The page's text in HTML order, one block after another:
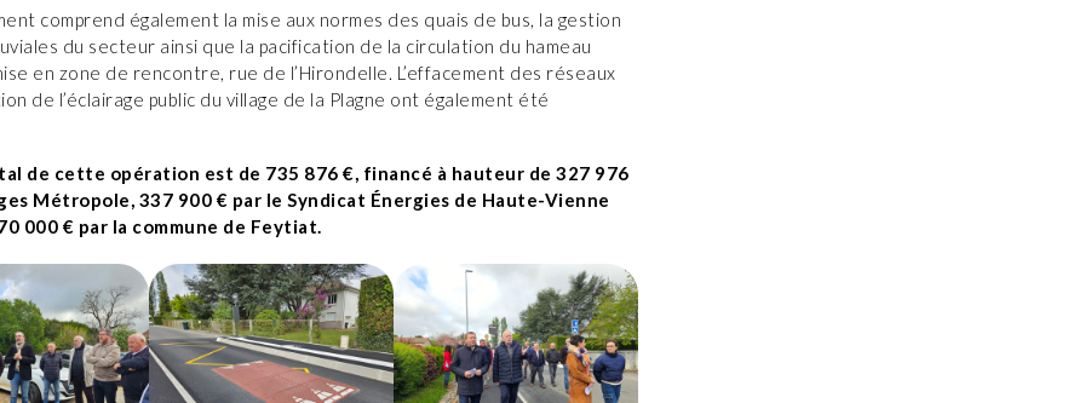
comprend également la mise aux normes des quais de bus, la gestion
du secteur ainsi que la pacification de la circulation du hameau
en zone de rencontre, rue de l’Hirondelle. L’effacement des réseaux
de l’éclairage public du village de la Plagne ont également été
de cette opération est de 735 876 €, financé à hauteur de 327 976
Métropole, 337 900 € par le Syndicat Énergies de Haute-Vienne
000 € par la commune de Feytiat.